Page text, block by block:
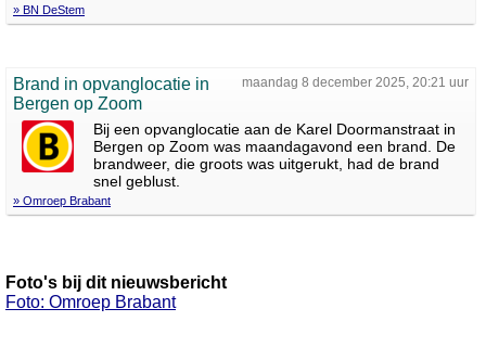
» BN DeStem
maandag 8 december 2025, 20:21 uur
Brand in opvanglocatie in
Bergen op Zoom
Bij een opvanglocatie aan de Karel Doormanstraat in
Bergen op Zoom was maandagavond een brand. De
brandweer, die groots was uitgerukt, had de brand
snel geblust.
» Omroep Brabant
Foto's bij dit nieuwsbericht
Foto: Omroep Brabant